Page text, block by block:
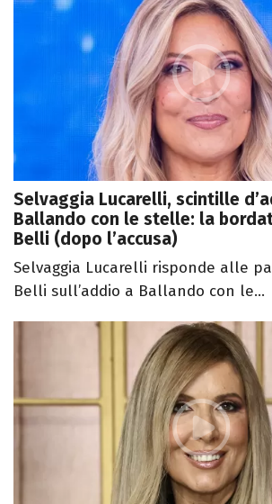
Selvaggia Lucarelli, scintille
Ballando con le stelle: la
Belli (dopo l’accusa)
Selvaggia Lucarelli risponde alle
Belli sull’addio a Ballando con le...